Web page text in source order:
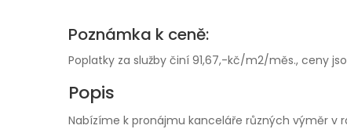
Poznámka k ceně:
Poplatky za služby činí 91,67,-kč/m2/měs., ceny
Popis
Nabízíme k pronájmu kanceláře různých výměr